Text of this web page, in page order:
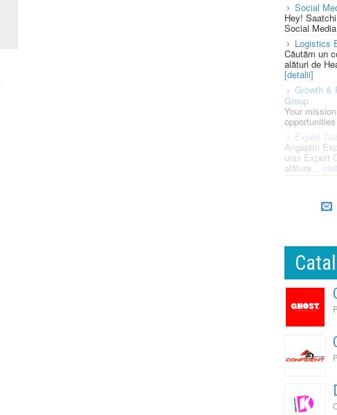
Social
Hey!
Social
Logistics
Căutăm un
alături de
[detalii]
Growth &
Group
Your
Expert
Angajăm
unui Expert
alăture...